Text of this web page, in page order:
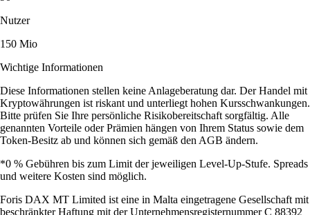
Nutzer
150 Mio
Wichtige Informationen
Diese Informationen stellen keine Anlageberatung dar. Der Handel mit
Kryptowährungen ist riskant und unterliegt hohen Kursschwankungen.
Bitte prüfen Sie Ihre persönliche Risikobereitschaft sorgfältig. Alle
genannten Vorteile oder Prämien hängen von Ihrem Status sowie dem
Token-Besitz ab und können sich gemäß den AGB ändern.
*0 % Gebühren bis zum Limit der jeweiligen Level-Up-Stufe. Spreads
und weitere Kosten sind möglich.
Foris DAX MT Limited ist eine in Malta eingetragene Gesellschaft mit
beschränkter Haftung mit der Unternehmensregisternummer C 88392